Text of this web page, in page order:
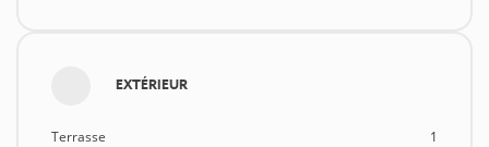
EXTÉRIEUR
Terrasse 1